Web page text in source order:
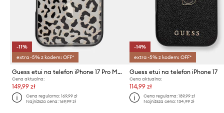
-11%
extra -5% z kodem: OFF*
Guess etui na telefon iPhone 17 Pro Max
Cena aktualna:
149,99 zł
Cena regularna:169,99 zł
Najniższa cena:169,99 zł
-14%
extra -5% z kodem: OFF*
Guess etui na telefon iPhone 17
Cena aktualna:
114,99 zł
Cena regularna: 189,99 zł
Najniższa cena: 134,99 zł